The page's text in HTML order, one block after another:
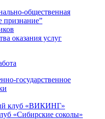
общественная
признание”
оказания услуг
государственное
клуб «ВИКИНГ»
«Сибирские соколы»